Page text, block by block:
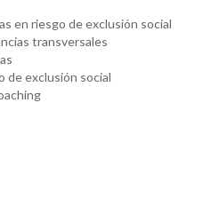
en riesgo de exclusión social
transversales
de exclusión social